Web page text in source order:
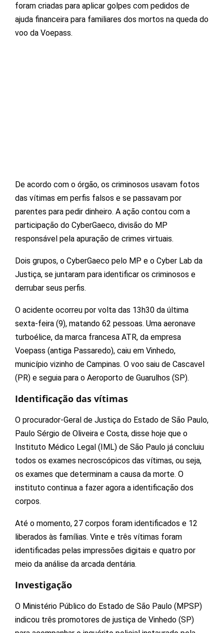
foram criadas para aplicar golpes com pedidos de
ajuda financeira para familiares dos mortos na queda do
voo da Voepass.
De acordo com o órgão, os criminosos usavam fotos
das vítimas em perfis falsos e se passavam por
parentes para pedir dinheiro. A ação contou com a
participação do CyberGaeco, divisão do MP
responsável pela apuração de crimes virtuais.
Dois grupos, o CyberGaeco pelo MP e o Cyber Lab da
Justiça, se juntaram para identificar os criminosos e
derrubar seus perfis.
O acidente ocorreu por volta das 13h30 da última
sexta-feira (9), matando 62 pessoas. Uma aeronave
turboélice, da marca francesa ATR, da empresa
Voepass (antiga Passaredo), caiu em Vinhedo,
município vizinho de Campinas. O voo saiu de Cascavel
(PR) e seguia para o Aeroporto de Guarulhos (SP).
Identificação das vítimas
O procurador-Geral de Justiça do Estado de São Paulo,
Paulo Sérgio de Oliveira e Costa, disse hoje que o
Instituto Médico Legal (IML) de São Paulo já concluiu
todos os exames necroscópicos das vítimas, ou seja,
os exames que determinam a causa da morte. O
instituto continua a fazer agora a identificação dos
corpos.
Até o momento, 27 corpos foram identificados e 12
liberados às famílias. Vinte e três vítimas foram
identificadas pelas impressões digitais e quatro por
meio da análise da arcada dentária.
Investigação
O Ministério Público do Estado de São Paulo (MPSP)
indicou três promotores de justiça de Vinhedo (SP)